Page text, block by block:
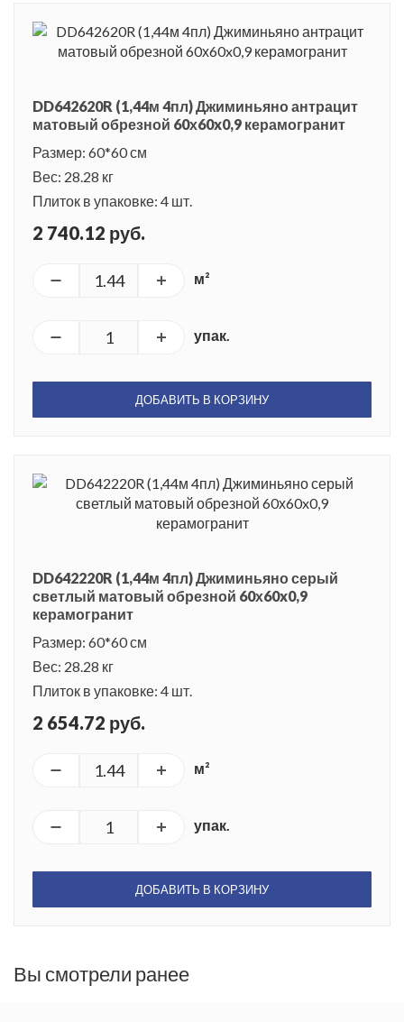
DD642620R (1,44м 4пл) Джиминьяно антрацит
матовый обрезной 60х60x0,9 керамогранит
Размер: 60*60 см
Вес: 28.28 кг
Плиток в упаковке: 4 шт.
2 740.12 руб.
м²
упак.
ДОБАВИТЬ В КОРЗИНУ
DD642220R (1,44м 4пл) Джиминьяно серый
светлый матовый обрезной 60х60x0,9
керамогранит
Размер: 60*60 см
Вес: 28.28 кг
Плиток в упаковке: 4 шт.
2 654.72 руб.
м²
упак.
ДОБАВИТЬ В КОРЗИНУ
Вы смотрели ранее